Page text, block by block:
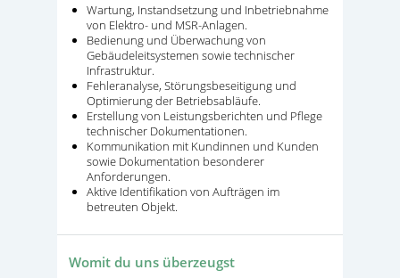
Wartung, Instandsetzung und Inbetriebnahme
von Elektro- und MSR-Anlagen.
Bedienung und Überwachung von
Gebäudeleitsystemen sowie technischer
Infrastruktur.
Fehleranalyse, Störungsbeseitigung und
Optimierung der Betriebsabläufe.
Erstellung von Leistungsberichten und Pflege
technischer Dokumentationen.
Kommunikation mit Kundinnen und Kunden
sowie Dokumentation besonderer
Anforderungen.
Aktive Identifikation von Aufträgen im
betreuten Objekt.
Womit du uns überzeugst